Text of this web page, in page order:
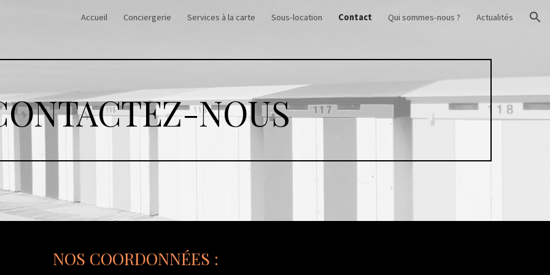
Skip to navigation
Accueil Conciergerie Services à la carte Sous-location Contact Qui sommes-nous ? Actualités
NOUS
NOS COORDONNÉES :